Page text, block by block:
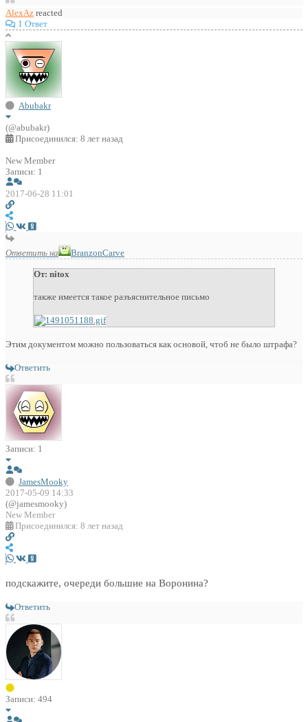
AlexAz reacted
1 Ответ
Abubakr
(@abubakr)
Присоединился: 8 лет назад
New Member
Записи: 1
2017-06-28 11:01
Ответить на BranzonCarve
От: nitox
также имеется такое разъяснительное письмо
Этим документом можно пользоваться как основой, чтоб не было штрафа?
Ответить
Записи: 1
JamesMooky
2017-05-09 14:33
(@jamesmooky)
New Member
Присоединился: 8 лет назад
подскажите, очереди большие на Воронина?
Ответить
Записи: 494